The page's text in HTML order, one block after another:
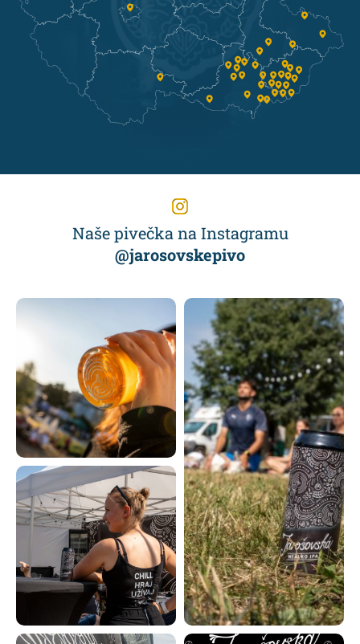
Naše pivečka na Instagramu
@jarosovskepivo